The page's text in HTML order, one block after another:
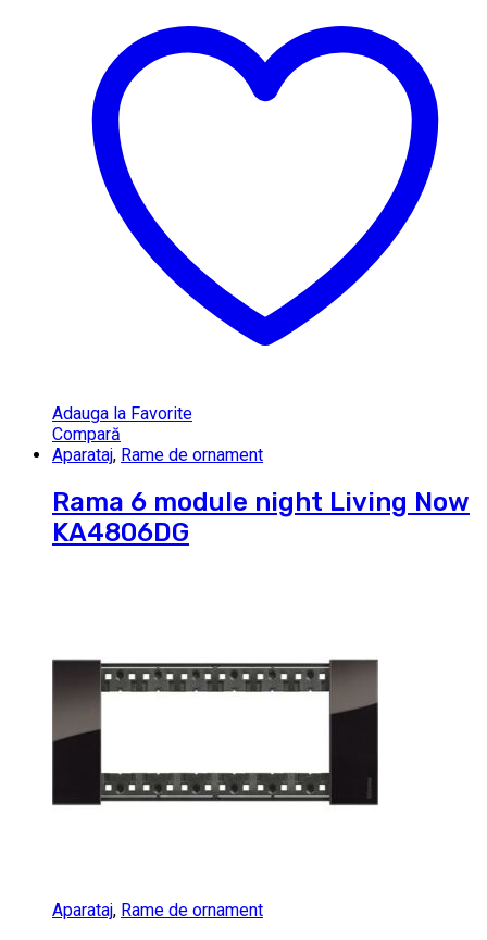
Adauga la Favorite
Compară
Aparataj, Rame de ornament
Rama 6 module night Living Now
KA4806DG
Aparataj, Rame de ornament